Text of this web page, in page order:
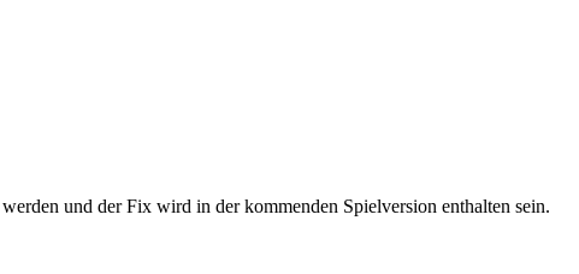
und der Fix wird in der kommenden Spielversion enthalten sein.